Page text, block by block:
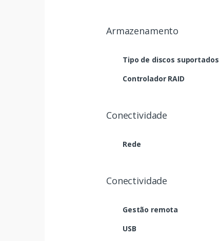
Armazenamento
Tipo de discos suportados
Controlador RAID
Conectividade
Rede
Conectividade
Gestão remota
USB